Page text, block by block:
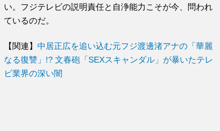
い。フジテレビの説明責任と自浄能力こそが今、問われ
ているのだ。
【関連】 中居正広を追い込む元フジ渡邊渚アナの「華麗
なる復讐」!? 文春砲「SEXスキャンダル」が暴いたテレ
ビ業界の深い闇